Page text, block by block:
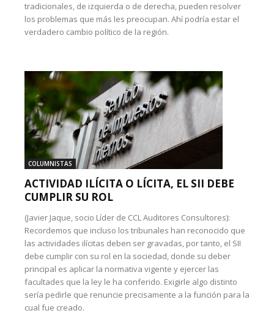
tradicionales, de izquierda o de derecha, pueden resolver
los problemas que más les preocupan. Ahí podría estar el
verdadero cambio político de la región.
COLUMNISTAS
ACTIVIDAD ILÍCITA O LÍCITA, EL SII DEBE
CUMPLIR SU ROL
(Javier Jaque, socio Líder de CCL Auditores Consultores):
Recordemos que incluso los tribunales han reconocido que
las actividades ilícitas deben ser gravadas, por tanto, el SII
debe cumplir con su rol en la sociedad, donde su deber
principal es aplicar la normativa vigente y ejercer las
facultades que la ley le ha conferido. Exigirle algo distinto
sería pedirle que renuncie precisamente a la función para la
cual fue creado.